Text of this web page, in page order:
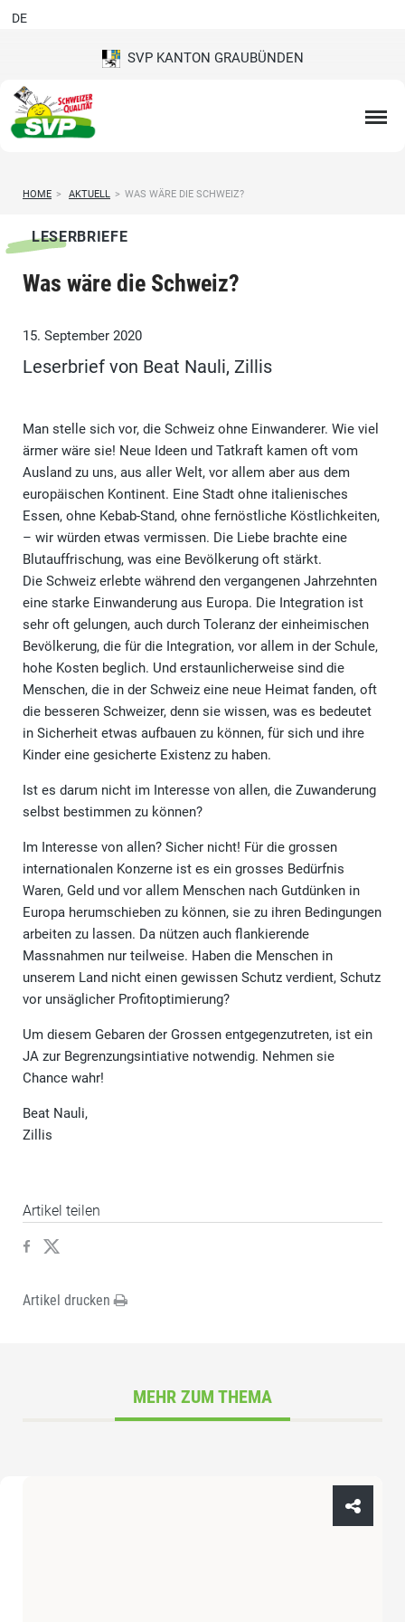
SVP KANTON GRAUBÜNDEN
DE
HOME > AKTUELL > WAS WÄRE DIE SCHWEIZ?
LESERBRIEFE
Was wäre die Schweiz?
15. September 2020
Leserbrief von Beat Nauli, Zillis
Man stelle sich vor, die Schweiz ohne Einwanderer. Wie viel
ärmer wäre sie! Neue Ideen und Tatkraft kamen oft vom
Ausland zu uns, aus aller Welt, vor allem aber aus dem
europäischen Kontinent. Eine Stadt ohne italienisches
Essen, ohne Kebab-Stand, ohne fernöstliche Köstlichkeiten,
– wir würden etwas vermissen. Die Liebe brachte eine
Blutauffrischung, was eine Bevölkerung oft stärkt.
Die Schweiz erlebte während den vergangenen Jahrzehnten
eine starke Einwanderung aus Europa. Die Integration ist
sehr oft gelungen, auch durch Toleranz der einheimischen
Bevölkerung, die für die Integration, vor allem in der Schule,
hohe Kosten beglich. Und erstaunlicherweise sind die
Menschen, die in der Schweiz eine neue Heimat fanden, oft
die besseren Schweizer, denn sie wissen, was es bedeutet
in Sicherheit etwas aufbauen zu können, für sich und ihre
Kinder eine gesicherte Existenz zu haben.
Ist es darum nicht im Interesse von allen, die Zuwanderung
selbst bestimmen zu können?
Im Interesse von allen? Sicher nicht! Für die grossen
internationalen Konzerne ist es ein grosses Bedürfnis
Waren, Geld und vor allem Menschen nach Gutdünken in
Europa herumschieben zu können, sie zu ihren Bedingungen
arbeiten zu lassen. Da nützen auch flankierende
Massnahmen nur teilweise. Haben die Menschen in
unserem Land nicht einen gewissen Schutz verdient, Schutz
vor unsäglicher Profitoptimierung?
Um diesem Gebaren der Grossen entgegenzutreten, ist ein
JA zur Begrenzungsintiative notwendig. Nehmen sie
Chance wahr!
Beat Nauli,
Zillis
Artikel teilen
Artikel drucken
MEHR ZUM THEMA